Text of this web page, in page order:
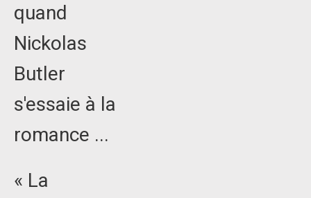
quand
Nickolas
Butler
s'essaie à la
romance ...
« La